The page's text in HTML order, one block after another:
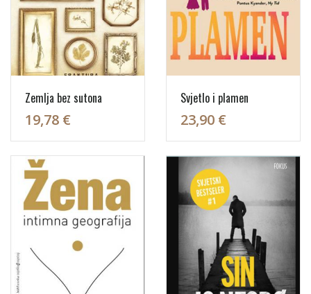
Zemlja bez sutona
19,78 €
Svjetlo i plamen
23,90 €